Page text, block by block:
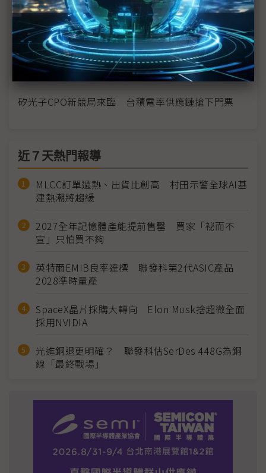
矽光子成GTC 2026焦點？ NVIDIA竹北驗證測試專
區再擴大
日月光CPO裝置對標台積COUPE 異質整合成先進封
裝新戰場
矽光子CPO新競局來臨 台積電率供應鏈搶下門票
近７天熱門報導
MLCC訂單過熱、出貨比創高 村田示警全球AI基
建熱潮將趨緩
2027全年記憶體產能提前售罄 買家「祕而不
宣」只怕買不夠
英特爾EMIB良率達標 聯發科第2代ASIC產品
2028準時量產
SpaceX晶片採購大轉向 Elon Musk捨超微全面
採用NVIDIA
光進銅退更明確？ 聯發科估SerDes 448G為銅
線「最終戰場」